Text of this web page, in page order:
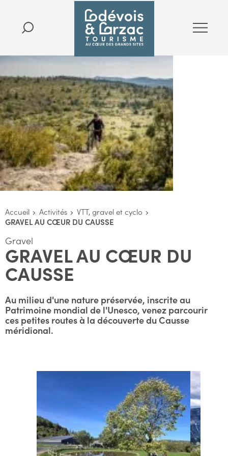
Accueil Activités
VTT, gravel et cyclo
GRAVEL AU CŒUR DU CAUSSE
Gravel
GRAVEL AU CŒUR DU
CAUSSE
Au milieu d'une nature préservée, inscrite au
Patrimoine mondial de l'Unesco, venez parcourir
ces petites routes à la découverte du Causse
méridional.